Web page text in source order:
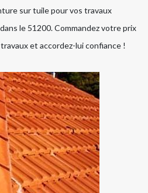
sur tuile pour vos travaux
le 51200. Commandez votre prix
et accordez-lui confiance !